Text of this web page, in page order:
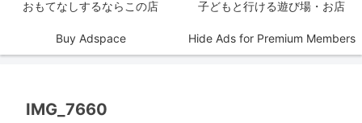
おもてなしするならこの店 子どもと行ける遊び場・お店
Buy Adspace Hide Ads for Premium Members
IMG_7660